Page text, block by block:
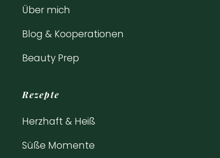
Über mich
Blog & Kooperationen
Beauty Prep
Rezepte
Herzhaft & Heiß
Süße Momente